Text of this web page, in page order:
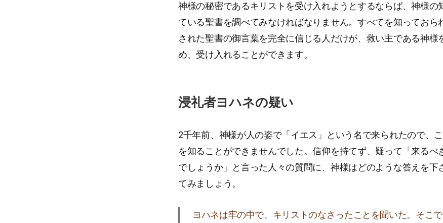
神様の秘密であるキリストを受け入れようとするならば、神様の
ている聖書を調べてみなければなりません。すべてを知っておら
された聖書の御言葉を完全に信じる人だけが、救い主である神様
め、受け入れることができます。
浸礼者ヨハネの疑い
2千年前、神様が人の姿で「イエス」という名で来られたので、
を知ることができませんでした。信仰を持てず、疑って「来るべ
でしょうか」と言った人々の質問に、神様はどのような答えを下
てみましょう。
ヨハネは牢の中で、キリストのなさったことを聞いた。そこ